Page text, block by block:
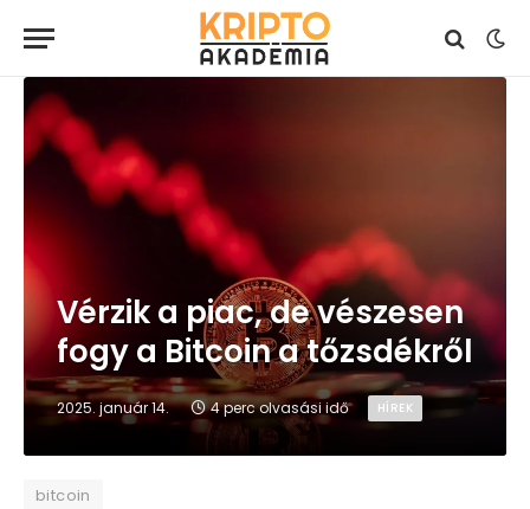
Vérzik a piac, de vészesen
fogy a Bitcoin a tőzsdékről
2025. január 14. 4 perc olvasási idő HÍREK
bitcoin